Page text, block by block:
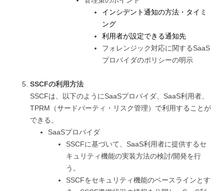
インシデント通知の方法・タイミ
ング
利用者が設定できる通知先
フォレンジック対応に関するSaaS
プロバイダのポリシーの明示
SSCFの利用方法
SSCFは、以下のようにSaaSプロバイダ、SaaS利用者、
TPRM（サードバーティ・リスク管理）で利用することが
できる。
SaaSプロバイダ
SSCFに基づいて、SaaS利用者に提供するセ
キュリティ機能の実装方法の検討/開発を行
う。
SSCFをセキュリティ機能のベースラインとす